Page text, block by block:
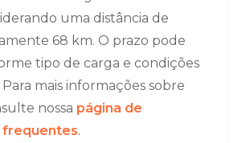
uma distância de
68 km. O prazo pode
tipo de carga e condições
mais informações sobre
nossa página de
.